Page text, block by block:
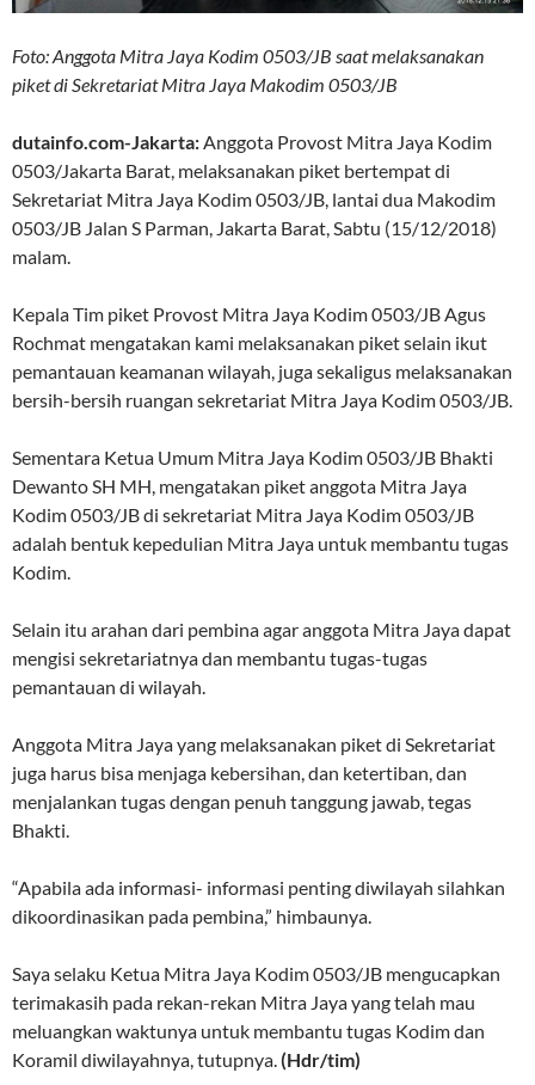
Foto: Anggota Mitra Jaya Kodim 0503/JB saat melaksanakan
piket di Sekretariat Mitra Jaya Makodim 0503/JB
dutainfo.com-Jakarta:Anggota Provost Mitra Jaya Kodim
0503/Jakarta Barat, melaksanakan piket bertempat di
Sekretariat Mitra Jaya Kodim 0503/JB, lantai dua Makodim
0503/JB Jalan S Parman, Jakarta Barat, Sabtu (15/12/2018)
malam.
Kepala Tim piket Provost Mitra Jaya Kodim 0503/JB Agus
Rochmat mengatakan kami melaksanakan piket selain ikut
pemantauan keamanan wilayah, juga sekaligus melaksanakan
bersih-bersih ruangan sekretariat Mitra Jaya Kodim 0503/JB.
Sementara Ketua Umum Mitra Jaya Kodim 0503/JB Bhakti
Dewanto SH MH, mengatakan piket anggota Mitra Jaya
Kodim 0503/JB di sekretariat Mitra Jaya Kodim 0503/JB
adalah bentuk kepedulian Mitra Jaya untuk membantu tugas
Kodim.
Selain itu arahan dari pembina agar anggota Mitra Jaya dapat
mengisi sekretariatnya dan membantu tugas-tugas
pemantauan di wilayah.
Anggota Mitra Jaya yang melaksanakan piket di Sekretariat
juga harus bisa menjaga kebersihan, dan ketertiban, dan
menjalankan tugas dengan penuh tanggung jawab, tegas
Bhakti.
“Apabila ada informasi- informasi penting diwilayah silahkan
dikoordinasikan pada pembina,” himbaunya.
Saya selaku Ketua Mitra Jaya Kodim 0503/JB mengucapkan
terimakasih pada rekan-rekan Mitra Jaya yang telah mau
meluangkan waktunya untuk membantu tugas Kodim dan
Koramil diwilayahnya, tutupnya.(Hdr/tim)